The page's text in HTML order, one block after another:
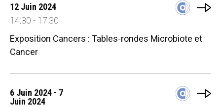
12 Juin 2024
14:30 - 17:30
Exposition Cancers : Tables-rondes Microbiote et
Cancer
6 Juin 2024 - 7
Juin 2024